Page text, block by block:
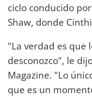
ciclo conducido
Shaw, donde
"La verdad es que
desconozco", le
Magazine. "Lo
que es un